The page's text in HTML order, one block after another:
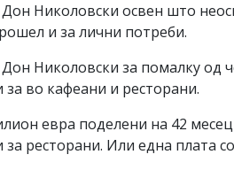
Николовски освен што
и за лични потреби.
Николовски за помалку од
за во кафеани и ресторани.
евра поделени на 42
ресторани. Или една плата